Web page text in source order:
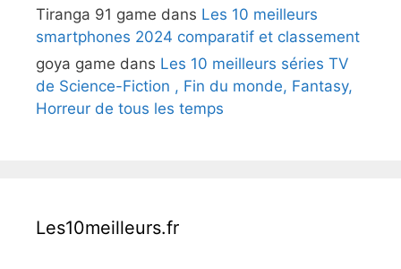
Tiranga 91 game dans Les 10 meilleurs
smartphones 2024 comparatif et classement
goya game dans Les 10 meilleurs séries TV
de Science-Fiction , Fin du monde, Fantasy,
Horreur de tous les temps
Les10meilleurs.fr